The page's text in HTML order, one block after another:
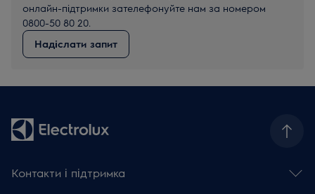
онлайн-підтримки зателефонуйте нам за номером
0800-50 80 20.
Надіслати запит
Контакти і підтримка